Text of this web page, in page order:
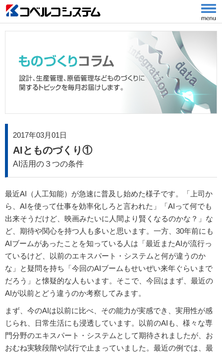
2017年03月01日
AIとものづくり①
AI活用の３つの条件
最近AI（人工知能）が急速に普及し始めた様子です。「上司か
ら、AIを使って仕事を効率化しろと言われた」「AIって何でも
出来そうだけど、映画みたいに人間より賢くなるのかな？」な
ど、期待や関心を持つ人も多いと思います。一方、30年前にも
AIブームがあったことを知っている人は「最近またAIが流行っ
ているけど、以前のエキスパート・システムと何が違うのか
な」と疑問を持ち「今回のAIブームもせいぜい来年ぐらいまで
だろう」と懐疑的な人もいます。そこで、今回はまず、最近の
AIが以前とどう違うのか考察してみます。
まず、今のAIは以前に比べ、その能力が実感でき、実用性が感
じられ、日常生活にも浸透しています。以前のAIも、様々な専
門分野のエキスパート・システムとして期待されましたが、お
おむね実験段階や試行で止まっていました。最近の例では、最